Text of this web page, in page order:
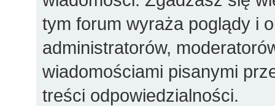
tym forum wyraża poglądy i
administratorów,
wiadomościami pisanymi
treści odpowiedzialności.